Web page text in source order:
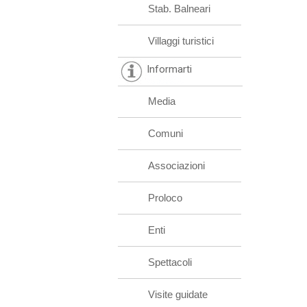
Stab. Balneari
Villaggi turistici
Informarti
Media
Comuni
Associazioni
Proloco
Enti
Spettacoli
Visite guidate